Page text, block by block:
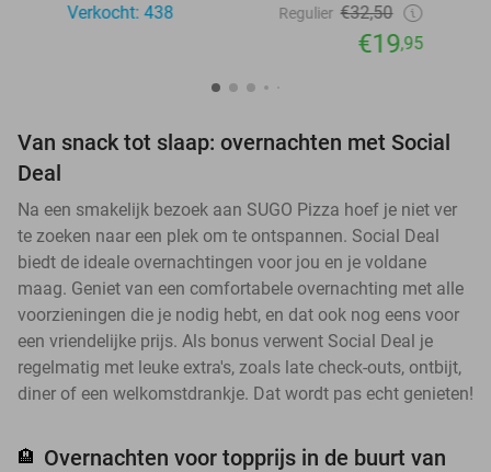
Verkocht: 438
Regulier €32,50
€19,95
Van snack tot slaap: overnachten met Social
Deal
Na een smakelijk bezoek aan SUGO Pizza hoef je niet ver
te zoeken naar een plek om te ontspannen. Social Deal
biedt de ideale overnachtingen voor jou en je voldane
maag. Geniet van een comfortabele overnachting met alle
voorzieningen die je nodig hebt, en dat ook nog eens voor
een vriendelijke prijs. Als bonus verwent Social Deal je
regelmatig met leuke extra's, zoals late check-outs, ontbijt,
diner of een welkomstdrankje. Dat wordt pas echt genieten!
🏨 Overnachten voor topprijs in de buurt van